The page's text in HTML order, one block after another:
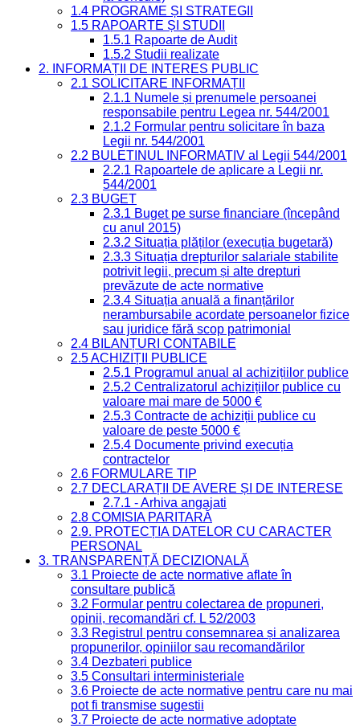
1.4 PROGRAME ȘI STRATEGII
1.5 RAPOARTE ȘI STUDII
1.5.1 Rapoarte de Audit
1.5.2 Studii realizate
2. INFORMAȚII DE INTERES PUBLIC
2.1 SOLICITARE INFORMAȚII
2.1.1 Numele și prenumele persoanei
responsabile pentru Legea nr. 544/2001
2.1.2 Formular pentru solicitare în baza
Legii nr. 544/2001
2.2 BULETINUL INFORMATIV al Legii 544/2001
2.2.1 Rapoartele de aplicare a Legii nr.
544/2001
2.3 BUGET
2.3.1 Buget pe surse financiare (începând
cu anul 2015)
2.3.2 Situația plăților (execuția bugetară)
2.3.3 Situația drepturilor salariale stabilite
potrivit legii, precum și alte drepturi
prevăzute de acte normative
2.3.4 Situația anuală a finanțărilor
nerambursabile acordate persoanelor fizice
sau juridice fără scop patrimonial
2.4 BILANȚURI CONTABILE
2.5 ACHIZIȚII PUBLICE
2.5.1 Programul anual al achizițiilor publice
2.5.2 Centralizatorul achizițiilor publice cu
valoare mai mare de 5000 €
2.5.3 Contracte de achiziții publice cu
valoare de peste 5000 €
2.5.4 Documente privind execuția
contractelor
2.6 FORMULARE TIP
2.7 DECLARAȚII DE AVERE ȘI DE INTERESE
2.7.1 - Arhiva angajati
2.8 COMISIA PARITARĂ
2.9. PROTECȚIA DATELOR CU CARACTER
PERSONAL
3. TRANSPARENȚĂ DECIZIONALĂ
3.1 Proiecte de acte normative aflate în
consultare publică
3.2 Formular pentru colectarea de propuneri,
opinii, recomandări cf. L 52/2003
3.3 Registrul pentru consemnarea și analizarea
propunerilor, opiniilor sau recomandărilor
3.4 Dezbateri publice
3.5 Consultari interministeriale
3.6 Proiecte de acte normative pentru care nu mai
pot fi transmise sugestii
3.7 Proiecte de acte normative adoptate